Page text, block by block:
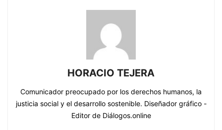
HORACIO TEJERA
Comunicador preocupado por los derechos humanos, la
justicia social y el desarrollo sostenible. Diseñador gráfico -
Editor de Diálogos.online